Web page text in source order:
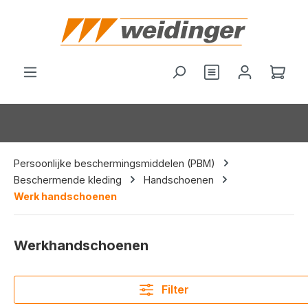
Je hebt 0 items
Persoonlijke beschermingsmiddelen (PBM)
Beschermende kleding
Handschoenen
Werk handschoenen
Werkhandschoenen
Filter